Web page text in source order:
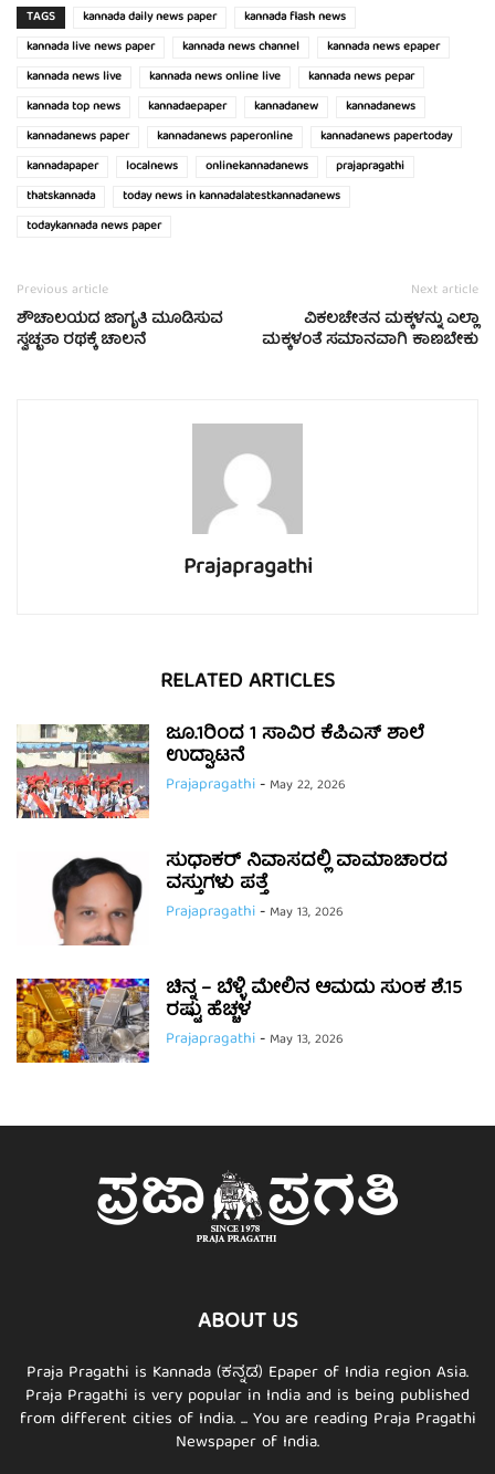
TAGS kannada daily news paper
kannada flash news
kannada live news paper
kannada news channel
kannada news epaper
kannada news live
kannada news online live
kannada news pepar
kannada top news
kannadaepaper kannadanew
kannadanews
kannadanews paper
kannadanews paperonline
kannadanews papertoday
kannadapaper
localnews onlinekannadanews
prajapragathi
thatskannada
today news in kannadalatestkannadanews
todaykannada news paper
Previous article
ಶೌಚಾಲಯದ ಜಾಗೃತಿ ಮೂಡಿಸುವ
ಸ್ವಚ್ಛತಾ ರಥಕ್ಕೆ ಚಾಲನೆ
Next article
ವಿಕಲಚೇತನ ಮಕ್ಕಳನ್ನು ಎಲ್ಲಾ
ಮಕ್ಕಳಂತೆ ಸಮಾನವಾಗಿ ಕಾಣಬೇಕು
Prajapragathi
RELATED ARTICLES
ಜೂ.1ರಿಂದ 1 ಸಾವಿರ ಕೆಪಿಎಸ್ ಶಾಲೆ
ಉದ್ಘಾಟನೆ
Prajapragathi- May 22, 2026
ಸುಧಾಕರ್ ನಿವಾಸದಲ್ಲಿ ವಾಮಾಚಾರದ
ವಸ್ತುಗಳು ಪತ್ತೆ
Prajapragathi- May 13, 2026
ಚಿನ್ನ – ಬೆಳ್ಳಿ ಮೇಲಿನ ಆಮದು ಸುಂಕ ಶೆ.15
ರಷ್ಟು ಹೆಚ್ಚಳ
Prajapragathi- May 13, 2026
ABOUT US
Praja Pragathi is Kannada (ಕನ್ನಡ) Epaper of India region Asia.
Praja Pragathi is very popular in India and is being published
from different cities of India. ... You are reading Praja Pragathi
Newspaper of India.